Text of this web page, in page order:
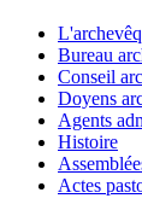
Bureau
Conseil
Doyens
Agents
Histoire
Actes